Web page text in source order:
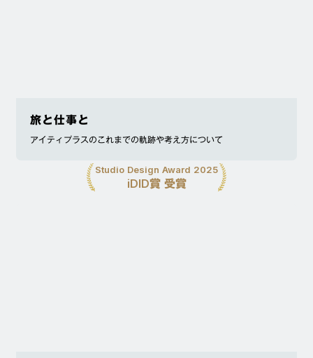
旅と仕事と
アイティプラスのこれまでの軌跡や考え方について
Studio Design Award 2025
iDID賞 受賞